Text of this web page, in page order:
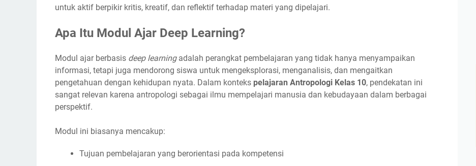
untuk aktif berpikir kritis, kreatif, dan reflektif terhadap materi yang dipelajari.
Apa Itu Modul Ajar Deep Learning?
Modul ajar berbasis deep learningadalah perangkat pembelajaran yang tidak hanya menyampaikan
informasi, tetapi juga mendorong siswa untuk mengeksplorasi, menganalisis, dan mengaitkan
pengetahuan dengan kehidupan nyata. Dalam konteks pelajaran Antropologi Kelas 10, pendekatan ini
sangat relevan karena antropologi sebagai ilmu mempelajari manusia dan kebudayaan dalam berbagai
perspektif.
Modul ini biasanya mencakup:
Tujuan pembelajaran yang berorientasi pada kompetensi